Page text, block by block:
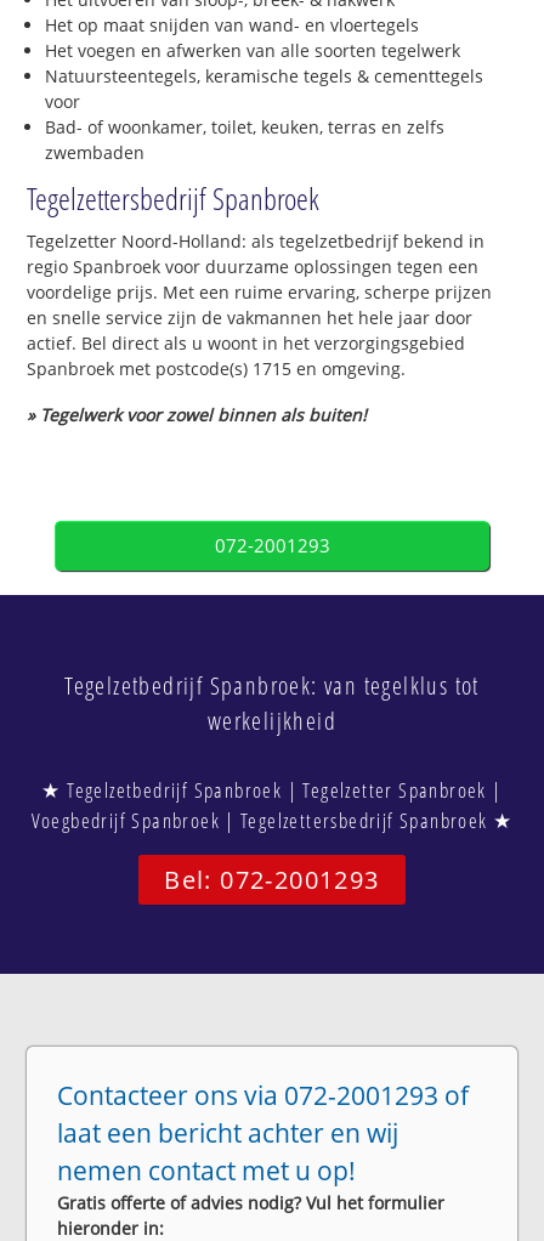
Het op maat snijden van wand- en vloertegels
Het voegen en afwerken van alle soorten tegelwerk
Natuursteentegels, keramische tegels & cementtegels
voor
Bad- of woonkamer, toilet, keuken, terras en zelfs
zwembaden
Tegelzettersbedrijf Spanbroek
Tegelzetter Noord-Holland: als tegelzetbedrijf bekend in
regio Spanbroek voor duurzame oplossingen tegen een
voordelige prijs. Met een ruime ervaring, scherpe prijzen
en snelle service zijn de vakmannen het hele jaar door
actief. Bel direct als u woont in het verzorgingsgebied
Spanbroek met postcode(s) 1715 en omgeving.
» Tegelwerk voor zowel binnen als buiten!
072-2001293
Tegelzetbedrijf Spanbroek: van tegelklus tot
werkelijkheid
★ Tegelzetbedrijf Spanbroek | Tegelzetter Spanbroek |
Voegbedrijf Spanbroek | Tegelzettersbedrijf Spanbroek ★
Bel: 072-2001293
Contacteer ons via 072-2001293 of
laat een bericht achter en wij
nemen contact met u op!
Gratis offerte of advies nodig? Vul het formulier
hieronder in: